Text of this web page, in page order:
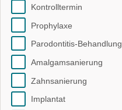
Kontrolltermin
Prophylaxe
Parodontitis-Behandlung
Amalgamsanierung
Zahnsanierung
Implantat